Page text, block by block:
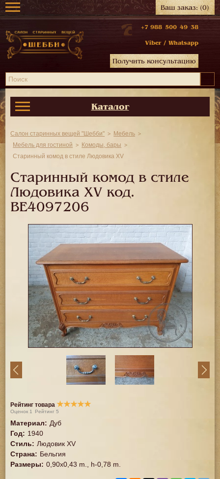
Ваш заказ:(0)
+7 988 500 49 38
Viber / Whatsapp
Получить консультацию
Каталог
Салон старинных вещей "Шебби"
Мебель
Мебель для гостиной
Комоды, бары
Старинный комод в стиле Людовика XV
Старинный комод в стиле
Людовика XV код.
BE4097206
Рейтинг товара ★★★★★
Оценок 1 Рейтинг5
Материал: Дуб
Год: 1940
Стиль: Людовик XV
Страна: Бельгия
Размеры: 0,90x0,43 m., h-0,78 m.